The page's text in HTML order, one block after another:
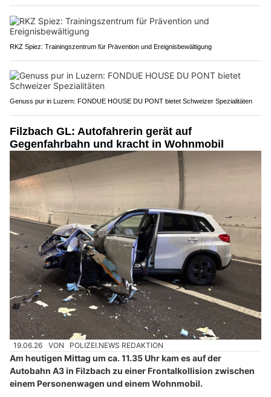
RKZ Spiez: Trainingszentrum für Prävention und Ereignisbewältigung
Genuss pur in Luzern: FONDUE HOUSE DU PONT bietet Schweizer Spezialitäten
Filzbach GL: Autofahrerin gerät auf
Gegenfahrbahn und kracht in Wohnmobil
19.06.26 VON POLIZEI.NEWS REDAKTION
Am heutigen Mittag um ca. 11.35 Uhr kam es auf der
Autobahn A3 in Filzbach zu einer Frontalkollision zwischen
einem Personenwagen und einem Wohnmobil.